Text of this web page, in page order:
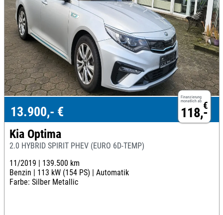
Finanzierung
monatlich ab €
118,-
13.900,- €
Kia Optima
2.0 HYBRID SPIRIT PHEV (EURO 6D-TEMP)
11/2019 | 139.500 km
Benzin | 113 kW (154 PS) | Automatik
Farbe: Silber Metallic